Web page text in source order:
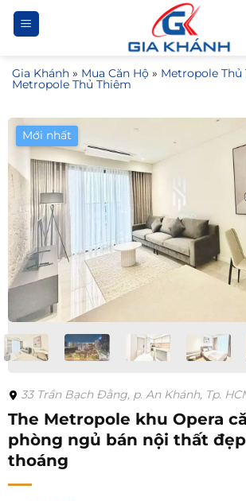
Bỏ
qua
dung
Gia Khánh » Mua Căn Hộ » Metropole Thủ
Metropole Thủ Thiêm
Mới nhất
33 Trần Bạch Đằng, p. An Khánh, Tp.
The Metropole khu Opera
phòng ngủ bán nội thất
thoáng